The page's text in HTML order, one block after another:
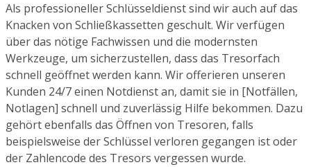
Als professioneller Schlüsseldienst sind wir auch auf das
Knacken von Schließkassetten geschult. Wir verfügen
über das nötige Fachwissen und die modernsten
Werkzeuge, um sicherzustellen, dass das Tresorfach
schnell geöffnet werden kann. Wir offerieren unseren
Kunden 24/7 einen Notdienst an, damit sie in [Notfällen,
Notlagen] schnell und zuverlässig Hilfe bekommen. Dazu
gehört ebenfalls das Öffnen von Tresoren, falls
beispielsweise der Schlüssel verloren gegangen ist oder
der Zahlencode des Tresors vergessen wurde.